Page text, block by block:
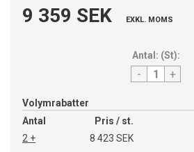
9 359 SEK EXKL. MOMS
Antal: (St):
- +
Volymrabatter
Antal
Pris / st.
2 +
8 423 SEK